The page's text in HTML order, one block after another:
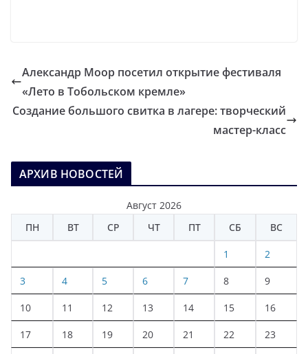
Александр Моор посетил открытие фестиваля
«Лето в Тобольском кремле»
Создание большого свитка в лагере: творческий
мастер-класс
АРХИВ НОВОСТЕЙ
Август 2026
ПН
ВТ СР ЧТ ПТ СБ ВС
1 2
3 4 5 6 7 8 9
10 11 12 13 14 15 16
17 18 19 20 21 22 23